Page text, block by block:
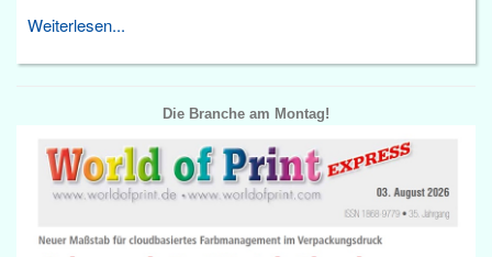
Weiterlesen...
Die Branche am Montag!